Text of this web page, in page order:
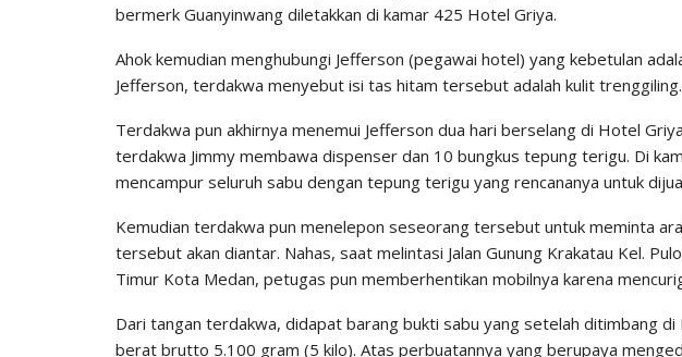
bermerk Guanyinwang diletakkan di kamar 425 Hotel Griya.
Ahok kemudian menghubungi Jefferson (pegawai hotel) yang kebetulan
Jefferson, terdakwa menyebut isi tas hitam tersebut adalah kulit trenggiling.
Terdakwa pun akhirnya menemui Jefferson dua hari berselang di Hotel
terdakwa Jimmy membawa dispenser dan 10 bungkus tepung terigu. Di
mencampur seluruh sabu dengan tepung terigu yang rencananya untuk
Kemudian terdakwa pun menelepon seseorang tersebut untuk meminta
tersebut akan diantar. Nahas, saat melintasi Jalan Gunung Krakatau Kel.
Timur Kota Medan, petugas pun memberhentikan mobilnya karena
Dari tangan terdakwa, didapat barang bukti sabu yang setelah ditimbang
berat brutto 5.100 gram (5 kilo). Atas perbuatannya yang berupaya